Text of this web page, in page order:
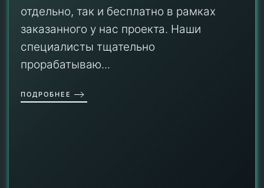
отдельно, так и бесплатно в рамках
заказанного у нас проекта. Наши
специалисты тщательно
прорабатываю...
ПОДРОБНЕЕ